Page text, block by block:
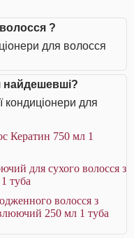
?
для волосся
найдешевші?
кондиціонери для
Кератин 750 мл 1
для сухого волосся з
туба
волосся з
250 мл 1 туба